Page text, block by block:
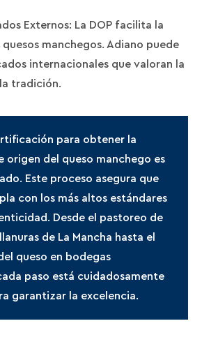
Externos: La DOP facilita la
manchegos. Adiano puede
internacionales que valoran la
tradición.
para obtener la
origen del queso manchego es
Este proceso asegura que
con los más altos estándares
Desde el pastoreo de
de La Mancha hasta el
queso en bodegas
paso está cuidadosamente
garantizar la excelencia.